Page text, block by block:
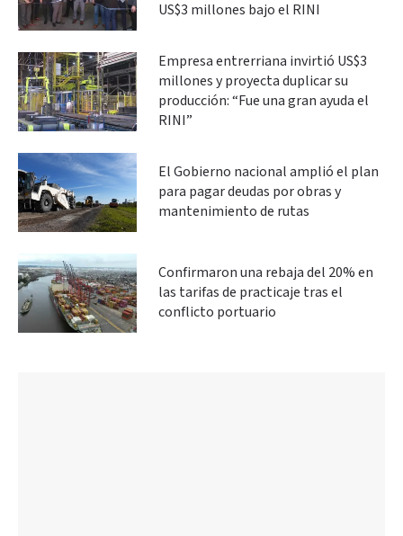
US$3 millones bajo el RINI
Empresa entrerriana invirtió US$3
millones y proyecta duplicar su
producción: “Fue una gran ayuda el
RINI”
El Gobierno nacional amplió el plan
para pagar deudas por obras y
mantenimiento de rutas
Confirmaron una rebaja del 20% en
las tarifas de practicaje tras el
conflicto portuario